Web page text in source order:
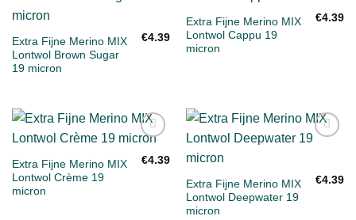
Toevoegen
Extra Fijne Merino MIX
Lontwol Brown Sugar
19 micron
€4.39
aan
verlanglijst
Extra Fijne Merino MIX
Lontwol Cappu 19
micron
€4.39
aan
verlanglijst
Extra Fijne Merino MIX
Lontwol Crème 19
micron
€4.39
Extra Fijne Merino MIX
Lontwol Deepwater 19
micron
€4.39